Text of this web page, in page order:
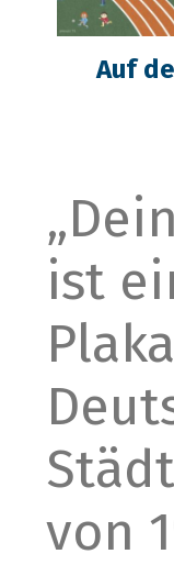
Auf
ist
von